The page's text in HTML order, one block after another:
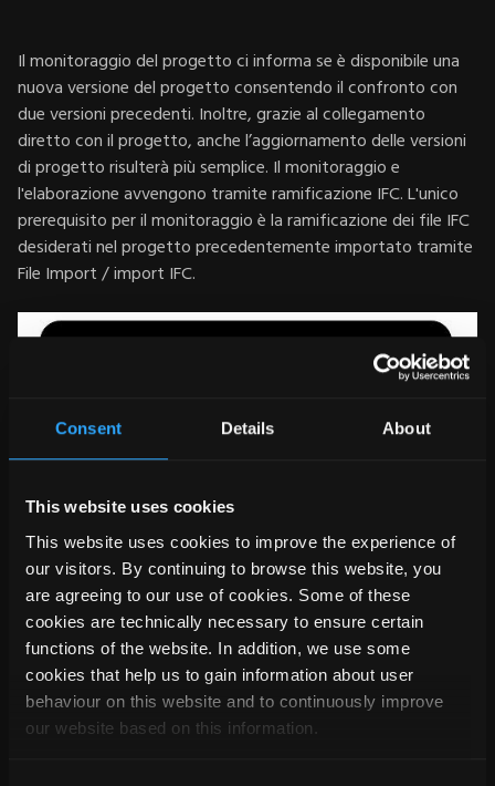
Consent Details About
This website uses cookies
This website uses cookies to improve the experience of
our visitors. By continuing to browse this website, you
are agreeing to our use of cookies. Some of these
cookies are technically necessary to ensure certain
functions of the website. In addition, we use some
cookies that help us to gain information about user
behaviour on this website and to continuously improve
our website based on this information.
Il monitoraggio del progetto ci informa se è disponibile una
nuova versione del progetto consentendo il confronto con
due versioni precedenti. Inoltre, grazie al collegamento
diretto con il progetto, anche l’aggiornamento delle versioni
di progetto risulterà più semplice. Il monitoraggio e
l'elaborazione avvengono tramite ramificazione IFC. L'unico
prerequisito per il monitoraggio è la ramificazione dei file IFC
desiderati nel progetto precedentemente importato tramite
File Import / import IFC.
Navigazione semplice:Una volta attivato, il monitoraggio